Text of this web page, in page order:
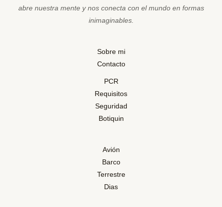
abre nuestra mente y nos conecta con el mundo en formas
inimaginables.
Sobre mi
Contacto
PCR
Requisitos
Seguridad
Botiquin
Avión
Barco
Terrestre
Dias